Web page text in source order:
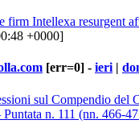
firm Intellexa resurgent
+0000]
[err=0] - ieri |
sul Compendio del
n. 111 (nn. 466-